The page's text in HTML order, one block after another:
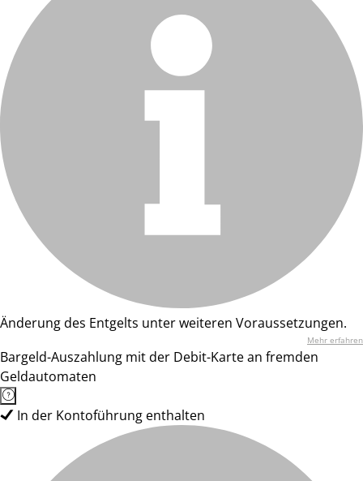
Änderung des Entgelts unter weiteren Voraussetzungen.
Mehr erfahren
Bargeld-Auszahlung mit der Debit-Karte an fremden
Geldautomaten
In der Kontoführung enthalten